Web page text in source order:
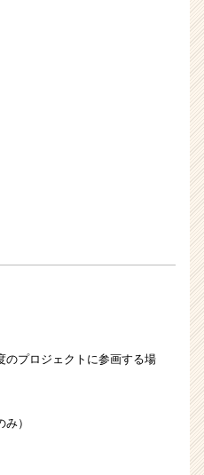
のプロジェクトに参画する場
）